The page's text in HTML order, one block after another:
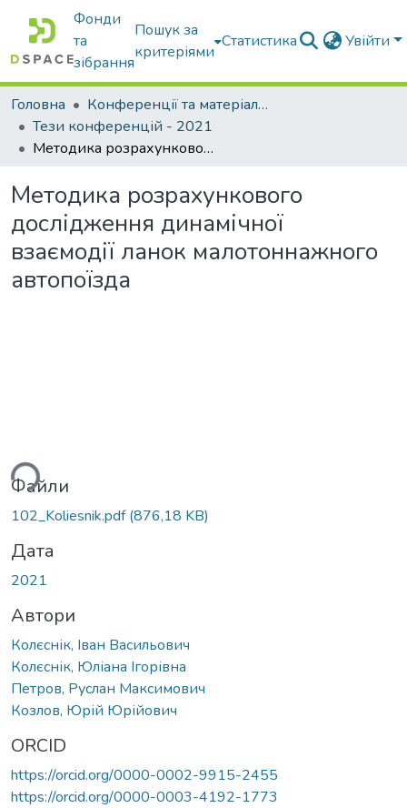
Фонди
та
зібрання
Пошук за
критеріями
Статистика Увійти
Головна
Конференції та матеріали конференцій
Тези конференцій - 2021
Методика розрахункового дослідження динамічної взаємодії ланок малотоннажного автопоїзда
Методика розрахункового
дослідження динамічної
взаємодії ланок малотоннажного
автопоїзда
Файли
102_Koliesnik.pdf(876,18 KB)
Дата
2021
Автори
Колєснік, Іван Васильович
Колєснік, Юліана Ігорівна
Петров, Руслан Максимович
Козлов, Юрій Юрійович
ORCID
https://orcid.org/0000-0002-9915-2455
https://orcid.org/0000-0003-4192-1773